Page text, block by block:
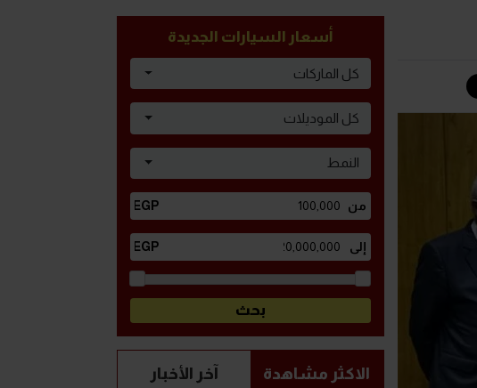
أسعار السيارات الجديدة
كل الماركات
كل الموديلات
النمط
الاكثر مشاهدة آخر الأخبار